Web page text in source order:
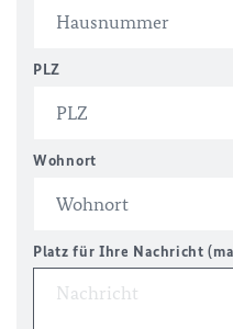
PLZ
Wohnort
Platz für Ihre Nachricht